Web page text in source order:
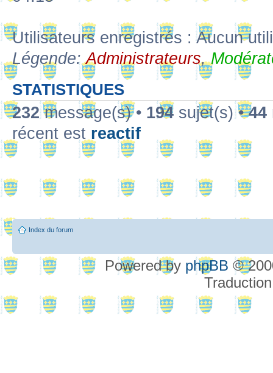
Utilisateurs enregistrés : Aucun
Légende:Administrateurs,
STATISTIQUES
232message(s) • 194 sujet(s) •44
récent est reactif
Index du forum
Powered by phpBB ©